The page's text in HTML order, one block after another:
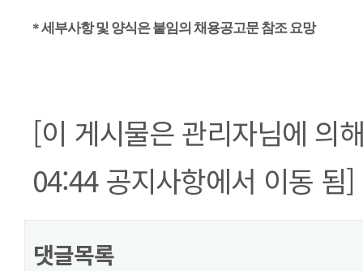
* 세부사항 및 양식은 붙임의 채용공고문 참조 요망
[이 게시물은 관리자님에 의
04:44 공지사항에서 이동 됨]
댓글목록